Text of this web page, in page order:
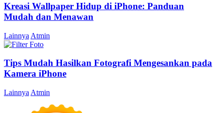
Kreasi Wallpaper Hidup di iPhone: Panduan
Mudah dan Menawan
Lainnya Atmin
Tips Mudah Hasilkan Fotografi Mengesankan pada
Kamera iPhone
Lainnya Atmin